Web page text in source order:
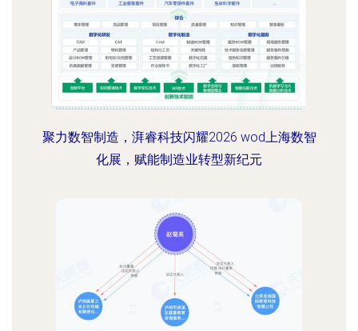
聚力数智制造，湃睿科技闪耀2026 wod上海数智
化展，赋能制造业转型新纪元